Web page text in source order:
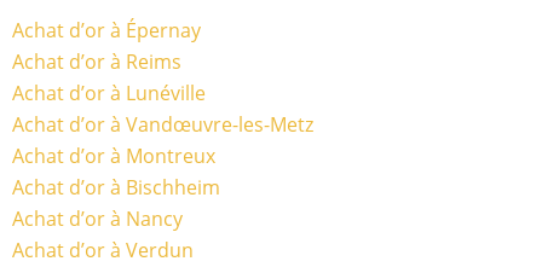
Achat d’or à Épernay
Achat d’or à Reims
Achat d’or à Lunéville
Achat d’or à Vandœuvre-les-Metz
Achat d’or à Montreux
Achat d’or à Bischheim
Achat d’or à Nancy
Achat d’or à Verdun